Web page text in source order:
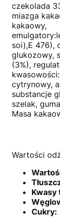
czekolada
miazga
kakaowy,
soi),E 476),
glukozowy,
(3%),
cytrynowy,
substancje
szelak,
Masa
Wartości
Kwasy
Cukry: